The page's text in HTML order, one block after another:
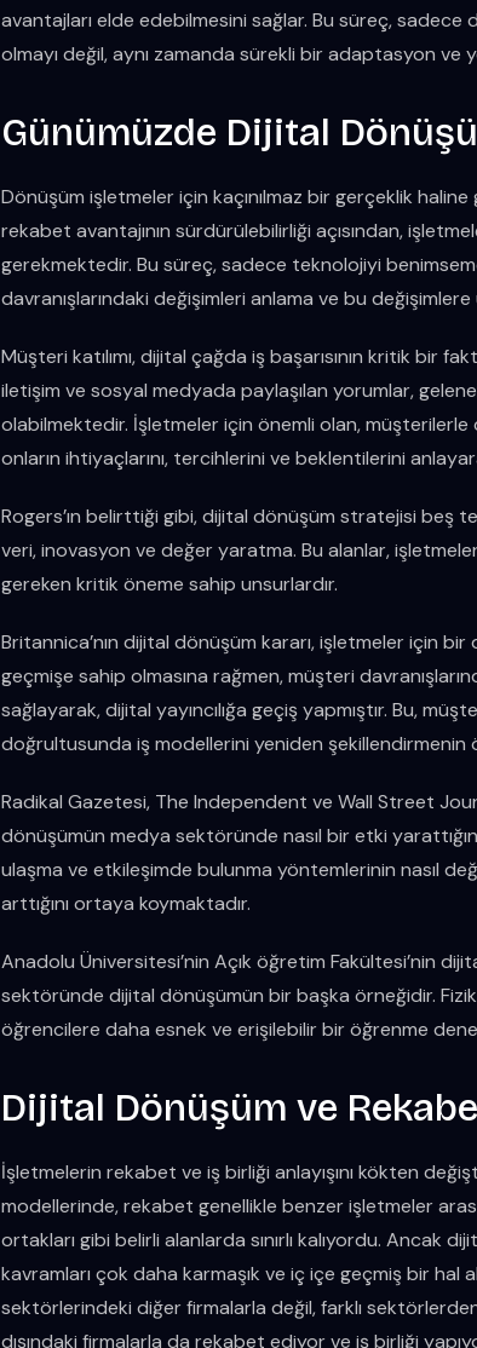
avantajları elde edebilmesini sağlar. Bu süreç, sadece
olmayı değil, aynı zamanda sürekli bir adaptasyon ve
Günümüzde Dijital
Dönüşüm işletmeler için kaçınılmaz bir gerçeklik
rekabet avantajının sürdürülebilirliği açısından,
gerekmektedir. Bu süreç, sadece teknolojiyi
davranışlarındaki değişimleri anlama ve bu
Müşteri katılımı, dijital çağda iş başarısının kritik bir
iletişim ve sosyal medyada paylaşılan yorumlar,
olabilmektedir. İşletmeler için önemli olan,
onların ihtiyaçlarını, tercihlerini ve beklentilerini
Rogers’ın belirttiği gibi, dijital dönüşüm stratejisi beş
veri, inovasyon ve değer yaratma. Bu alanlar,
gereken kritik öneme sahip unsurlardır.
Britannica’nın dijital dönüşüm kararı, işletmeler için
geçmişe sahip olmasına rağmen, müşteri
sağlayarak, dijital yayıncılığa geçiş yapmıştır. Bu,
doğrultusunda iş modellerini yeniden şekillendirmenin
Radikal Gazetesi, The Independent ve Wall Street
dönüşümün medya sektöründe nasıl bir etki
ulaşma ve etkileşimde bulunma yöntemlerinin nasıl
arttığını ortaya koymaktadır.
Anadolu Üniversitesi’nin Açık öğretim Fakültesi’nin
sektöründe dijital dönüşümün bir başka örneğidir.
öğrencilere daha esnek ve erişilebilir bir öğrenme
Dijital Dönüşüm ve
İşletmelerin rekabet ve iş birliği anlayışını kökten
modellerinde, rekabet genellikle benzer işletmeler
ortakları gibi belirli alanlarda sınırlı kalıyordu. Ancak
kavramları çok daha karmaşık ve iç içe geçmiş bir hal
sektörlerindeki diğer firmalarla değil, farklı
dışındaki firmalarla da rekabet ediyor ve iş birliği